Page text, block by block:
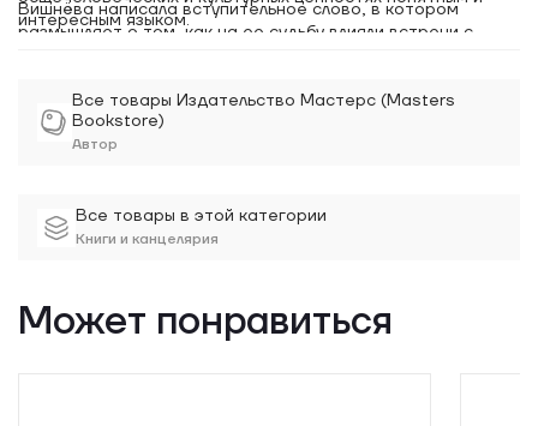
Все товары Издательство Мастерс (Masters
Bookstore)
Автор
Все товары в этой категории
Книги и канцелярия
Вишнёва написала вступительное слово, в котором
размышляет о том, как на ее судьбу влияли встречи с
искусство в целом. Также прима-балерина делится
воспоминаниями и мыслями о становлении фестиваля
Context, его целях, героях и итогах первого десятилетия.
хореографии Context. Diana Vishneva, который является
одним из самых ярких и крупных проектов Фонда.
интересным языком.
Может понравиться